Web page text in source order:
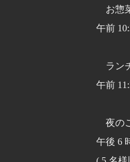
お惣
午前
ラン
午前
夜の
午後 6